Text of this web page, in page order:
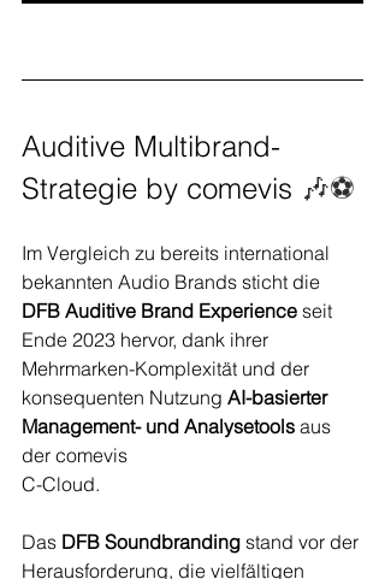
Auditive Multibrand-
Strategie by comevis 🎶⚽
Im Vergleich zu bereits international
bekannten Audio Brands sticht die
DFB Auditive Brand Experience seit
Ende 2023 hervor, dank ihrer
Mehrmarken-Komplexität und der
konsequenten Nutzung AI-basierter
Management- und Analysetools aus
der comevis
C-Cloud.
Das DFB Soundbranding stand vor der
Herausforderung, die vielfältigen